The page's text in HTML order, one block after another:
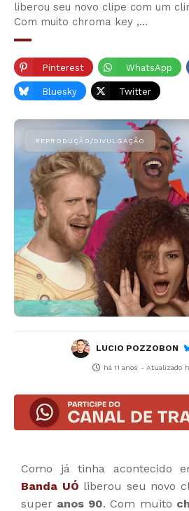
liberou seu novo clipe com um
Com muito chroma key ,…
Pinterest WhatsApp
Bluesky Twitter
LUCIO POZZOBON
há 11 anos - Atualizado
Como já tinha acontecido
Banda UÓ liberou seu novo
super anos 90. Com muito